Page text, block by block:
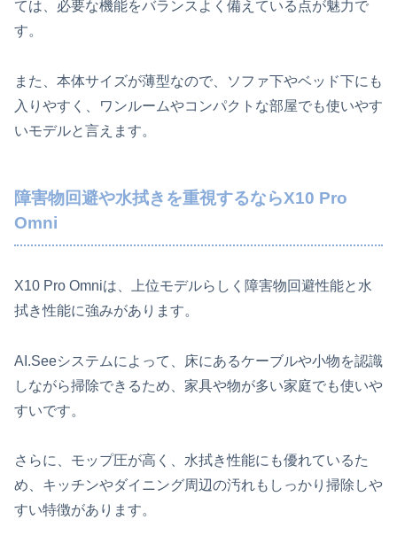
ては、必要な機能をバランスよく備えている点が魅力で
す。
また、本体サイズが薄型なので、ソファ下やベッド下にも
入りやすく、ワンルームやコンパクトな部屋でも使いやす
いモデルと言えます。
障害物回避や水拭きを重視するならX10 Pro
Omni
X10 Pro Omniは、上位モデルらしく障害物回避性能と水
拭き性能に強みがあります。
AI.Seeシステムによって、床にあるケーブルや小物を認識
しながら掃除できるため、家具や物が多い家庭でも使いや
すいです。
さらに、モップ圧が高く、水拭き性能にも優れているた
め、キッチンやダイニング周辺の汚れもしっかり掃除しや
すい特徴があります。